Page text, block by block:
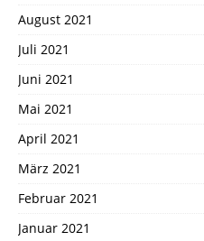
August 2021
Juli 2021
Juni 2021
Mai 2021
April 2021
März 2021
Februar 2021
Januar 2021